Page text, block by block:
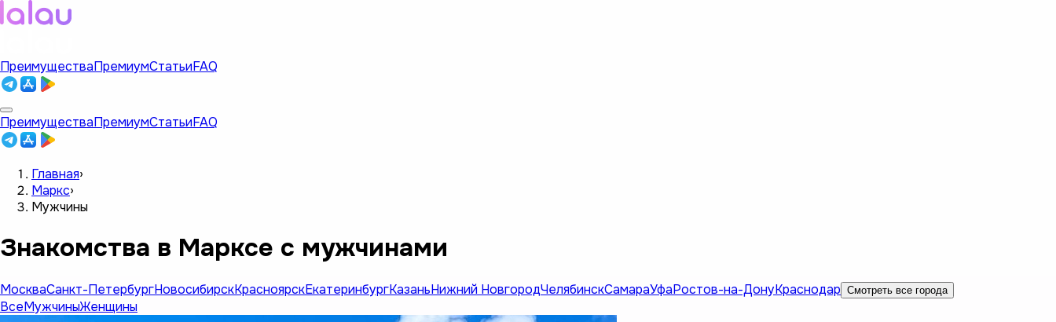
ПреимуществаПремиумСтатьиFAQ
ПреимуществаПремиумСтатьиFAQ
Главная›
Маркс›
Мужчины
Знакомства в Марксе с мужчинами
МоскваСанкт-ПетербургНовосибирскКрасноярскЕкатеринбургКазаньНижний НовгородЧелябинскСамараУфаРостов-на-ДонуКраснодар Смотреть все города
ВсеМужчиныЖенщины